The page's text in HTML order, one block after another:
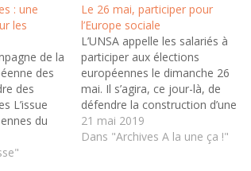
: une
les
de la
des
des
L’issue
du
de l’UE
Le 26 mai, participer pour
l’Europe sociale
L’UNSA appelle les salariés à
participer aux élections
européennes le dimanche 26
mai. Il s’agira, ce jour-là, de
défendre la construction d’une
Europe démocratique, sociale et
écologique comme nous le
21 mai 2019
Dans "Archives A la une ça !"